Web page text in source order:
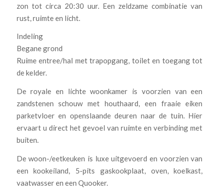
zon tot circa 20:30 uur. Een zeldzame combinatie van
rust, ruimte en licht.
Indeling
Begane grond
Ruime entree/hal met trapopgang, toilet en toegang tot
de kelder.
De royale en lichte woonkamer is voorzien van een
zandstenen schouw met houthaard, een fraaie eiken
parketvloer en openslaande deuren naar de tuin. Hier
ervaart u direct het gevoel van ruimte en verbinding met
buiten.
De woon-/eetkeuken is luxe uitgevoerd en voorzien van
een kookeiland, 5-pits gaskookplaat, oven, koelkast,
vaatwasser en een Quooker.